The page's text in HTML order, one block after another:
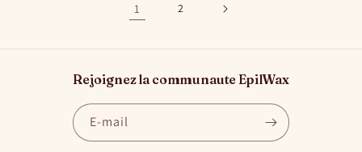
1 2
Rejoignez la communaute EpilWax
E-mail